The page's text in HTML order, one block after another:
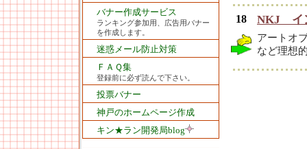
バナー作成サービス
ランキング参加用、広告用バナー
を作成します。
迷惑メール防止対策
ＦＡＱ集
登録前に必ず読んで下さい。
投票バナー
神戸のホームページ作成
キン★ラン開発局blog
18 NKJ イ
アートオ
など理想